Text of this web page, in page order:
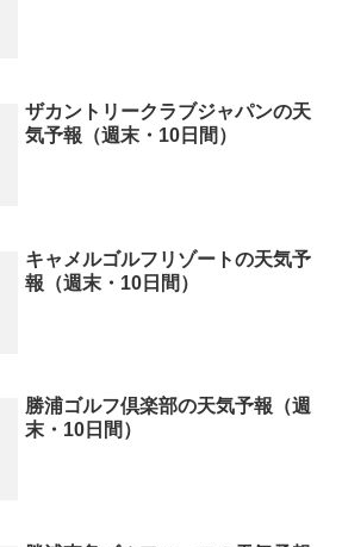
ザカントリークラブジャパンの天
気予報（週末・10日間）
キャメルゴルフリゾートの天気予
報（週末・10日間）
勝浦ゴルフ倶楽部の天気予報（週
末・10日間）